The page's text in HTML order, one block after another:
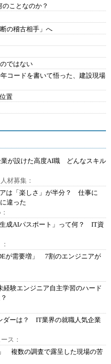
ことなのか？
の稽古相手」へ
ではない
コードを書いて悟った、建設現場
置
が設けた高度AI職 どんなスキル
材募集：
は「楽しさ」が半分？ 仕事に
違った
成AIパスポート」って何？ IT資
が需要増」 7割のエンジニアが
験エンジニア自主学習のハード
ダーは？ IT業界の就職人気企業
ス：
複数の調査で露呈した現場の苦